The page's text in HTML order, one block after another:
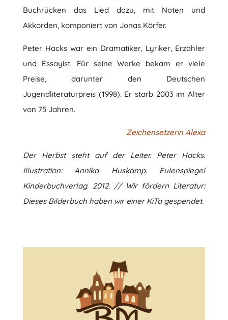
Buchrücken das Lied dazu, mit Noten und
Akkorden, komponiert von Jonas Körfer.
Peter Hacks war ein Dramatiker, Lyriker, Erzähler
und Essayist. Für seine Werke bekam er viele
Preise, darunter den Deutschen
Jugendliteraturpreis (1998). Er starb 2003 im Alter
von 75 Jahren.
Zeichensetzerin Alexa
Der Herbst steht auf der Leiter. Peter Hacks.
Illustration: Annika Huskamp. Eulenspiegel
Kinderbuchverlag. 2012. // Wir fördern Literatur:
Dieses Bilderbuch haben wir einer KiTa gespendet.